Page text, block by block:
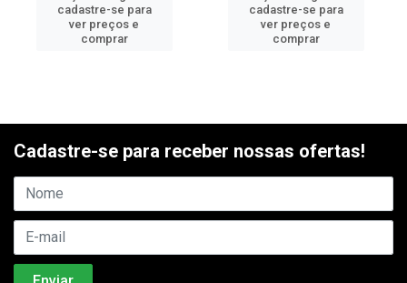
cadastre-se para
ver preços e
comprar
cadastre-se para
ver preços e
comprar
Cadastre-se para receber nossas ofertas!